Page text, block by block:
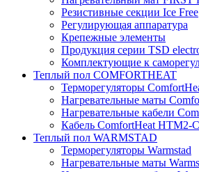
Резистивные секции Ice Free
Регулирующая аппаратура
Крепежные элементы
Продукция серии TSD
Комплектующие к
Теплый пол COMFORTHEAT
Терморегуляторы
Нагревательные маты
Нагревательные кабели
Кабель ComfortHeat HTM2-
Теплый пол WARMSTAD
Терморегуляторы Warmstad
Нагревательные маты